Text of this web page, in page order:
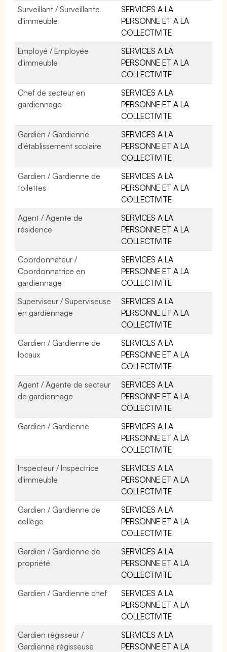
Surveillant / Surveillante
d'immeuble
SERVICES A LA
PERSONNE ET A LA
COLLECTIVITE
Employé / Employée
d'immeuble
SERVICES A LA
PERSONNE ET A LA
COLLECTIVITE
Chef de secteur en
gardiennage
SERVICES A LA
PERSONNE ET A LA
COLLECTIVITE
Gardien / Gardienne
d'établissement scolaire
SERVICES A LA
PERSONNE ET A LA
COLLECTIVITE
Gardien / Gardienne de
toilettes
SERVICES A LA
PERSONNE ET A LA
COLLECTIVITE
Agent / Agente de
résidence
SERVICES A LA
PERSONNE ET A LA
COLLECTIVITE
Coordonnateur /
Coordonnatrice en
gardiennage
SERVICES A LA
PERSONNE ET A LA
COLLECTIVITE
Superviseur / Superviseuse
en gardiennage
SERVICES A LA
PERSONNE ET A LA
COLLECTIVITE
Gardien / Gardienne de
locaux
SERVICES A LA
PERSONNE ET A LA
COLLECTIVITE
Agent / Agente de secteur
de gardiennage
SERVICES A LA
PERSONNE ET A LA
COLLECTIVITE
Gardien / Gardienne
SERVICES A LA
PERSONNE ET A LA
COLLECTIVITE
Inspecteur / Inspectrice
d'immeuble
SERVICES A LA
PERSONNE ET A LA
COLLECTIVITE
Gardien / Gardienne de
collège
SERVICES A LA
PERSONNE ET A LA
COLLECTIVITE
Gardien / Gardienne de
propriété
SERVICES A LA
PERSONNE ET A LA
COLLECTIVITE
Gardien / Gardienne chef
SERVICES A LA
PERSONNE ET A LA
COLLECTIVITE
Gardien régisseur /
Gardienne régisseuse
SERVICES A LA
PERSONNE ET A LA